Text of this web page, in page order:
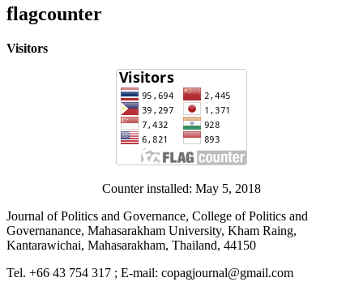
flagcounter
Visitors
Counter installed: May 5, 2018
Journal of Politics and Governance, College of Politics and
Governanance, Mahasarakham University, Kham Raing,
Kantarawichai, Mahasarakham, Thailand, 44150
Tel. +66 43 754 317 ; E-mail: copagjournal@gmail.com